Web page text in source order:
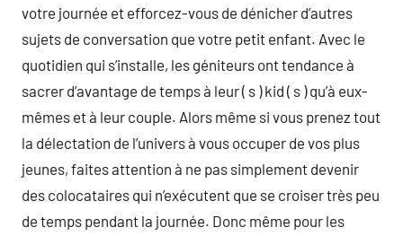
votre journée et efforcez-vous de dénicher d’autres
sujets de conversation que votre petit enfant. Avec le
quotidien qui s’installe, les géniteurs ont tendance à
sacrer d’avantage de temps à leur ( s ) kid ( s ) qu’à eux-
mêmes et à leur couple. Alors même si vous prenez tout
la délectation de l’univers à vous occuper de vos plus
jeunes, faites attention à ne pas simplement devenir
des colocataires qui n’exécutent que se croiser très peu
de temps pendant la journée. Donc même pour les